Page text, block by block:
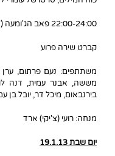
22:00-24:00 פאב הג'ומעה (לשעבר האיזופאב) במדרשת בן גוריון
קברט שירה פרוע
משתתפים: נעם פרתום, ערן
מששה, אבנר עמית, דנה
בירנבאום, מיכל דר, יובל בן
מנחה: רועי (צ'יקי) ארד
יום שבת 19.1.13